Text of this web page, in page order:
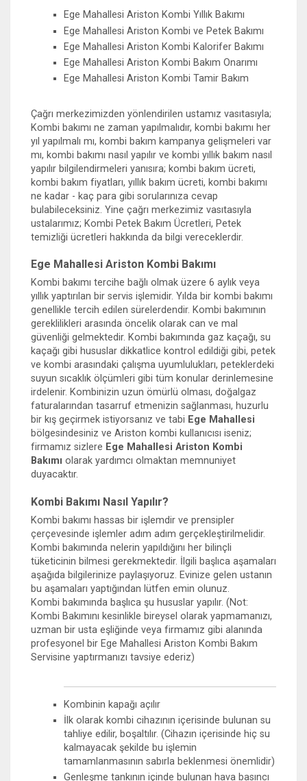
Ege Mahallesi Ariston Kombi Yıllık Bakımı
Ege Mahallesi Ariston Kombi ve Petek Bakımı
Ege Mahallesi Ariston Kombi Kalorifer Bakımı
Ege Mahallesi Ariston Kombi Bakım Onarımı
Ege Mahallesi Ariston Kombi Tamir Bakım
Çağrı merkezimizden yönlendirilen ustamız vasıtasıyla;
Kombi bakımı ne zaman yapılmalıdır, kombi bakımı her
yıl yapılmalı mı, kombi bakım kampanya gelişmeleri var
mı, kombi bakımı nasıl yapılır ve kombi yıllık bakım nasıl
yapılır bilgilendirmeleri yanısıra; kombi bakım ücreti,
kombi bakım fiyatları, yıllık bakım ücreti, kombi bakımı
ne kadar - kaç para gibi sorularınıza cevap
bulabileceksiniz. Yine çağrı merkezimiz vasıtasıyla
ustalarımız; Kombi Petek Bakım Ücretleri, Petek
temizliği ücretleri hakkında da bilgi vereceklerdir.
Ege Mahallesi Ariston Kombi Bakımı
Kombi bakımı tercihe bağlı olmak üzere 6 aylık veya
yıllık yaptırılan bir servis işlemidir. Yılda bir kombi bakımı
genellikle tercih edilen sürelerdendir. Kombi bakımının
gereklilikleri arasında öncelik olarak can ve mal
güvenliği gelmektedir. Kombi bakımında gaz kaçağı, su
kaçağı gibi hususlar dikkatlice kontrol edildiği gibi, petek
ve kombi arasındaki çalışma uyumlulukları, peteklerdeki
suyun sıcaklık ölçümleri gibi tüm konular derinlemesine
irdelenir. Kombinizin uzun ömürlü olması, doğalgaz
faturalarından tasarruf etmenizin sağlanması, huzurlu
bir kış geçirmek istiyorsanız ve tabi Ege Mahallesi
bölgesindesiniz ve Ariston kombi kullanıcısı iseniz;
firmamız sizlere Ege Mahallesi Ariston Kombi
Bakımı olarak yardımcı olmaktan memnuniyet
duyacaktır.
Kombi Bakımı Nasıl Yapılır?
Kombi bakımı hassas bir işlemdir ve prensipler
çerçevesinde işlemler adım adım gerçekleştirilmelidir.
Kombi bakımında nelerin yapıldığını her bilinçli
tüketicinin bilmesi gerekmektedir. İlgili başlıca aşamaları
aşağıda bilgilerinize paylaşıyoruz. Evinize gelen ustanın
bu aşamaları yaptığından lütfen emin olunuz.
Kombi bakımında başlıca şu hususlar yapılır. (Not:
Kombi Bakımını kesinlikle bireysel olarak yapmamanızı,
uzman bir usta eşliğinde veya firmamız gibi alanında
profesyonel bir Ege Mahallesi Ariston Kombi Bakım
Servisine yaptırmanızı tavsiye ederiz)
Kombinin kapağı açılır
İlk olarak kombi cihazının içerisinde bulunan su
tahliye edilir, boşaltılır. (Cihazın içerisinde hiç su
kalmayacak şekilde bu işlemin
tamamlanmasının sabırla beklenmesi önemlidir)
Genleşme tankının içinde bulunan hava basıncı